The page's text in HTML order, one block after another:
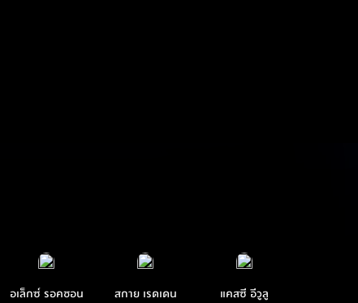
อเล็กซ์ รอคชอน สกาย เรดเดน แคสซี อีวูลู